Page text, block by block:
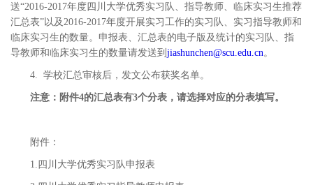
送“2016-2017年度四川大学优秀实习队、指导教师、临床实习生推荐
汇总表”以及2016-2017年度开展实习工作的实习队、实习指导教师和
临床实习生的数量。申报表、汇总表的电子版及统计的实习队、指
导教师和临床实习生的数量请发送到 jiashunchen@scu.edu.cn 。
4. 学校汇总审核后，发文公布获奖名单。
注意：附件4的汇总表有3个分表，请选择对应的分表填写。
附件：
1.四川大学优秀实习队申报表